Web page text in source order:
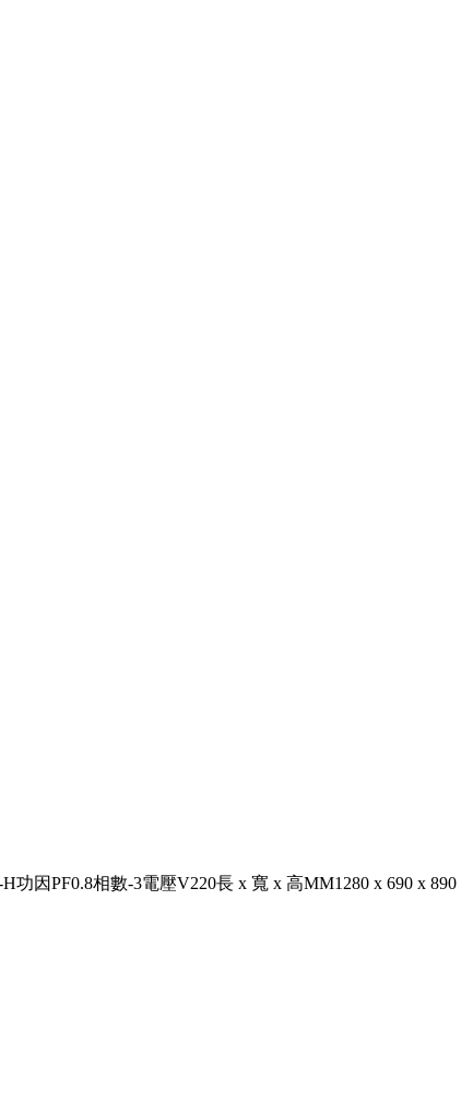
因PF0.8相數-3電壓V220長 x 寬 x 高MM1280 x 690 x 890